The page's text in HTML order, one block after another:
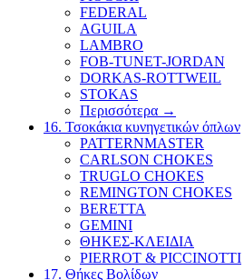
FEDERAL
AGUILA
LAMBRO
FOB-TUNET-JORDAN
DORKAS-ROTTWEIL
STOKAS
Περισσότερα →
16. Τσοκάκια κυνηγετικών όπλων
PATTERNMASTER
CARLSON CHOKES
TRUGLO CHOKES
REMINGTON CHOKES
BERETTA
GEMINI
ΘΗΚΕΣ-ΚΛΕΙΔΙΑ
PIERROT & PICCINOTTI
17. Θήκες Βολίδων